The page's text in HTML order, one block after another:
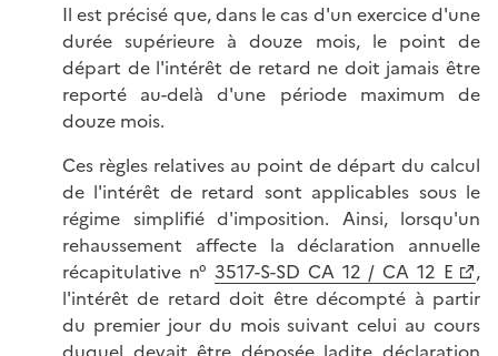
Il est précisé que, dans le cas d'un exercice d'une
durée supérieure à douze mois, le point de
départ de l'intérêt de retard ne doit jamais être
reporté au-delà d'une période maximum de
douze mois.
Ces règles relatives au point de départ du calcul
de l'intérêt de retard sont applicables sous le
régime simplifié d'imposition. Ainsi, lorsqu'un
rehaussement affecte la déclaration annuelle
récapitulative n° 3517-S-SD CA 12 / CA 12 E
,
l'intérêt de retard doit être décompté à partir
du premier jour du mois suivant celui au cours